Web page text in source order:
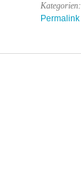
Kategorien:
Permalink